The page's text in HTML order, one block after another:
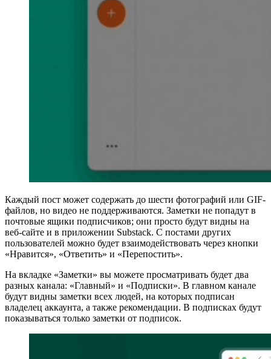
Каждый пост может содержать до шести фотографий или GIF-
файлов, но видео не поддерживаются. Заметки не попадут в
почтовые ящики подписчиков; они просто будут видны на
веб-сайте и в приложении Substack. С постами других
пользователей можно будет взаимодействовать через кнопки
«Нравится», «Ответить» и «Перепостить».
На вкладке «Заметки» вы можете просматривать будет два
разных канала: «Главный» и «Подписки». В главном канале
будут видны заметки всех людей, на которых подписан
владелец аккаунта, а также рекомендации. В подписках будут
показываться только заметки от подписок.